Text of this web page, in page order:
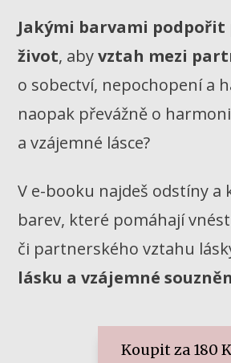
Jakými barvami
život, abyvztah mezi
o sobectví, nepochopení a
naopak převážně o
a vzájemné lásce?
V e-booku najdeš odstíny a
barev, které pomáhají
či partnerského vztahu
lásku a vzájemné
Koupit za 180